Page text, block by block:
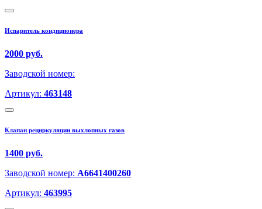
Испаритель кондиционера
2000 руб.
Заводской номер:
Артикул: 463148
Клапан рециркуляции выхлопных газов
1400 руб.
Заводской номер: A6641400260
Артикул: 463995